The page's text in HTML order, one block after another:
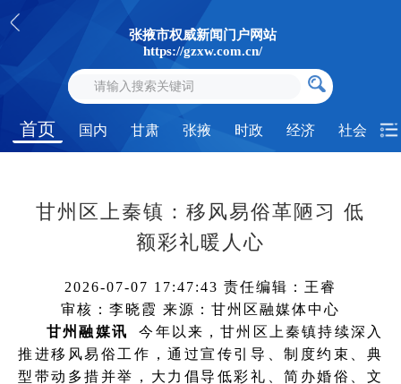
张掖市权威新闻门户网站
https://gzxw.com.cn/
首页 国内 甘肃 张掖 时政 经济 社会
甘州区上秦镇：移风易俗革陋习 低
额彩礼暖人心
2026-07-07 17:47:43 责任编辑：王睿
审核：李晓霞 来源：甘州区融媒体中心
甘州融媒讯
今年以来，甘州区上秦镇持续深入
推进移风易俗工作，通过宣传引导、制度约束、典
型带动多措并举，大力倡导低彩礼、简办婚俗、文